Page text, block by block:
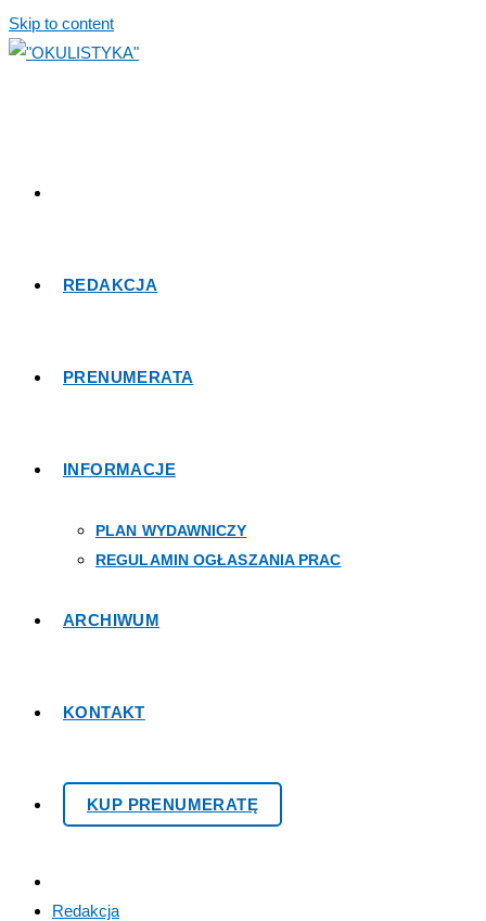
Skip to content
REDAKCJA
PRENUMERATA
INFORMACJE
PLAN WYDAWNICZY
REGULAMIN OGŁASZANIA PRAC
ARCHIWUM
KONTAKT
KUP PRENUMERATĘ
Redakcja